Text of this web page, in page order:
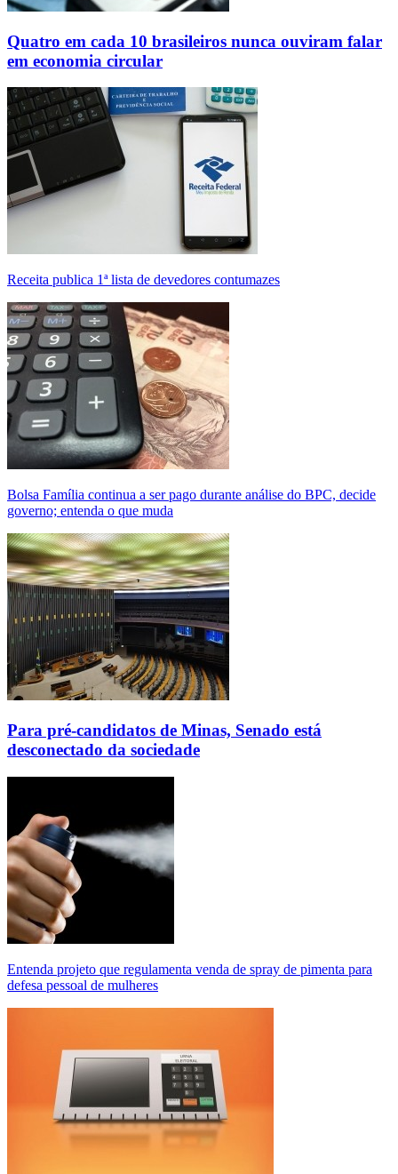
Quatro em cada 10 brasileiros nunca ouviram falar
em economia circular
Receita publica 1ª lista de devedores contumazes
Bolsa Família continua a ser pago durante análise do BPC, decide
governo; entenda o que muda
Para pré-candidatos de Minas, Senado está
desconectado da sociedade
Entenda projeto que regulamenta venda de spray de pimenta para
defesa pessoal de mulheres